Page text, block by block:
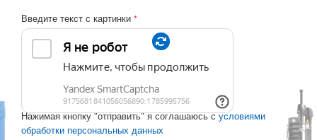
Введите текст с картинки *
Нажимая кнопку "отправить" я соглашаюсь с условиями
обработки персональных данных